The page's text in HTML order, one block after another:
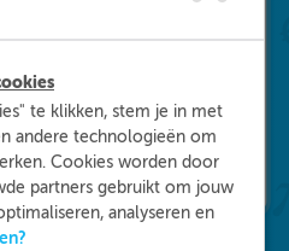
te klikken, stem je in met
andere technologieën om
Cookies worden door
partners gebruikt om jouw
analyseren en